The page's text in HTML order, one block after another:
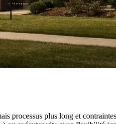
processus plus long et